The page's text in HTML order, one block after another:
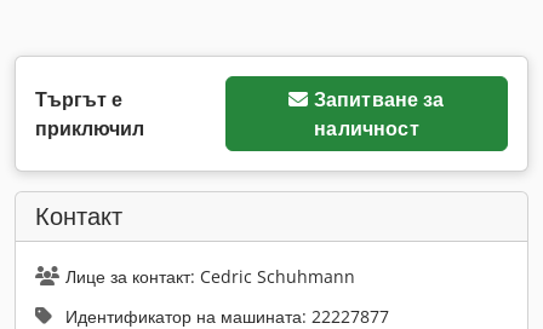
Търгът е
приключил
Запитване за
наличност
Контакт
Лице за контакт: Cedric Schuhmann
Идентификатор на машината: 22227877